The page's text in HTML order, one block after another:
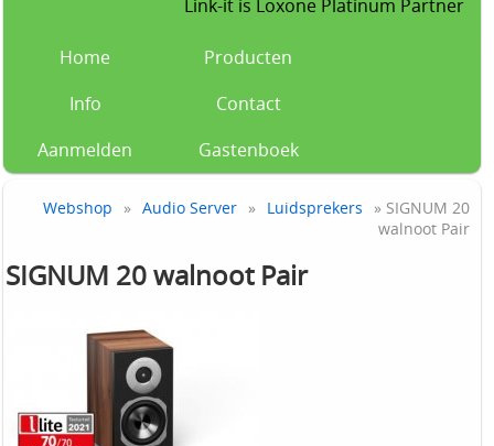
Link-it is Loxone Platinum Partner
Home
Producten
Info
Contact
Aanmelden
Gastenboek
Webshop » Audio Server » Luidsprekers
» SIGNUM 20
walnoot Pair
SIGNUM 20 walnoot Pair